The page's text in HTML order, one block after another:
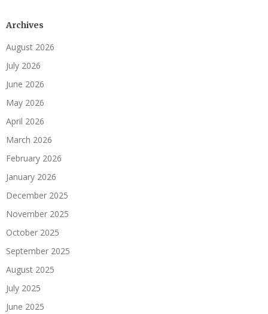
Archives
August 2026
July 2026
June 2026
May 2026
April 2026
March 2026
February 2026
January 2026
December 2025
November 2025
October 2025
September 2025
August 2025
July 2025
June 2025